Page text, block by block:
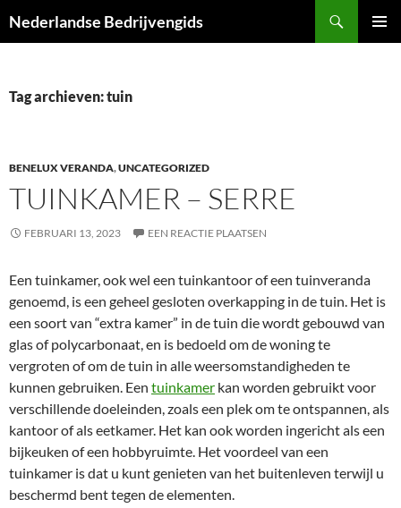
naar
Nederlandse Bedrijvengids
Tag archieven: tuin
BENELUX VERANDA,UNCATEGORIZED
TUINKAMER – SERRE
FEBRUARI 13, 2023 EEN REACTIE PLAATSEN
Een tuinkamer, ook wel een tuinkantoor of een tuinveranda
genoemd, is een geheel gesloten overkapping in de tuin. Het is
een soort van “extra kamer” in de tuin die wordt gebouwd van
glas of polycarbonaat, en is bedoeld om de woning te
vergroten of om de tuin in alle weersomstandigheden te
kunnen gebruiken. Een tuinkamer kan worden gebruikt voor
verschillende doeleinden, zoals een plek om te ontspannen, als
kantoor of als eetkamer. Het kan ook worden ingericht als een
bijkeuken of een hobbyruimte. Het voordeel van een
tuinkamer is dat u kunt genieten van het buitenleven terwijl u
beschermd bent tegen de elementen.